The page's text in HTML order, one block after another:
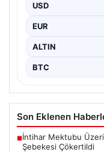
USD
EUR
ALTIN
BTC
Son Eklenen
■İntihar Mektubu
Şebekesi Çökertildi